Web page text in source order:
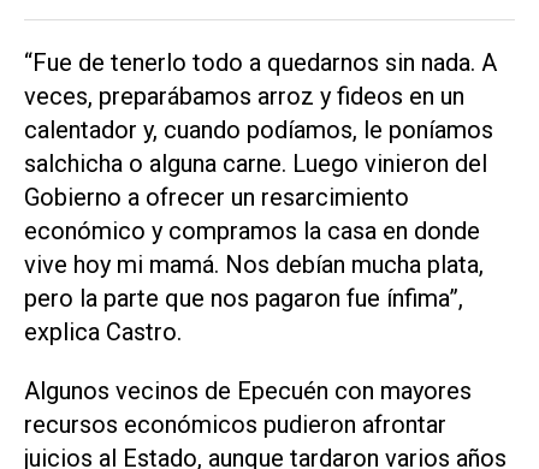
“Fue de tenerlo todo a quedarnos sin nada. A
veces, preparábamos arroz y fideos en un
calentador y, cuando podíamos, le poníamos
salchicha o alguna carne. Luego vinieron del
Gobierno a ofrecer un resarcimiento
económico y compramos la casa en donde
vive hoy mi mamá. Nos debían mucha plata,
pero la parte que nos pagaron fue ínfima”,
explica Castro.
Algunos vecinos de Epecuén con mayores
recursos económicos pudieron afrontar
juicios al Estado, aunque tardaron varios años